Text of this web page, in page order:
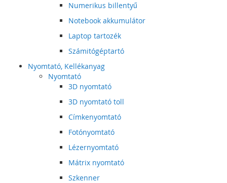
Numerikus billentyű
Notebook akkumulátor
Laptop tartozék
Számitógéptartó
Nyomtató, Kellékanyag
Nyomtató
3D nyomtató
3D nyomtató toll
Címkenyomtató
Fotónyomtató
Lézernyomtató
Mátrix nyomtató
Szkenner